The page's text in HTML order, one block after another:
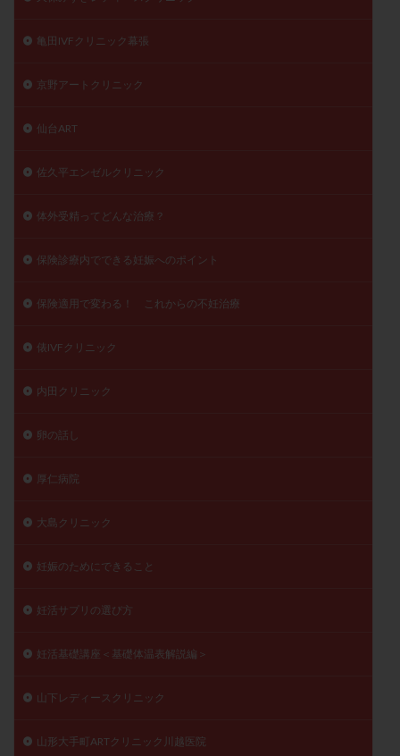
亀田IVFクリニック幕張
京野アートクリニック
仙台ART
佐久平エンゼルクリニック
体外受精ってどんな治療？
保険診療内でできる妊娠へのポイント
保険適用で変わる！ これからの不妊治療
俵IVFクリニック
内田クリニック
卵の話し
厚仁病院
大島クリニック
妊娠のためにできること
妊活サプリの選び方
妊活基礎講座＜基礎体温表解説編＞
山下レディースクリニック
山形大手町ARTクリニック川越医院